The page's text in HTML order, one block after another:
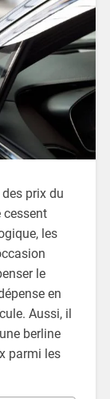
prix du
cessent
les
le
en
Aussi, il
berline
parmi les